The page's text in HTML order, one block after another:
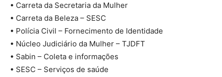
• Carreta da Secretaria da Mulher
• Carreta da Beleza – SESC
• Polícia Civil – Fornecimento de Identidade
• Núcleo Judiciário da Mulher – TJDFT
• Sabin – Coleta e informações
• SESC – Serviços de saúde